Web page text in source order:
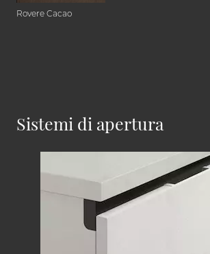
Rovere Cacao
Sistemi di apertura